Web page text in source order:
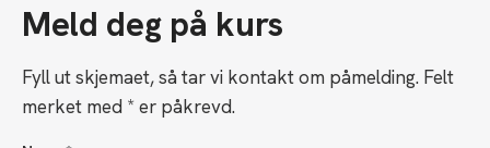
Meld deg på kurs
Fyll ut skjemaet, så tar vi kontakt om påmelding. Felt
merket med * er påkrevd.